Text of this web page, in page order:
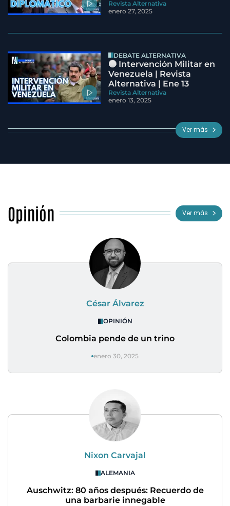
Revista Alternativa
enero 27, 2025
DEBATE ALTERNATIVA
🔵 Intervención Militar en
Venezuela | Revista
Alternativa | Ene 13
Revista Alternativa
enero 13, 2025
Ver más
Opinión Ver más
César Álvarez
OPINIÓN
Colombia pende de un trino
enero 30, 2025
Nixon Carvajal
ALEMANIA
Auschwitz: 80 años después: Recuerdo de
una barbarie innegable